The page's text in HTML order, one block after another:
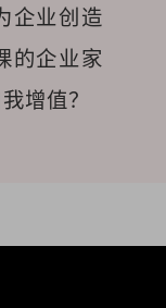
企业创造
的企业家
增值？